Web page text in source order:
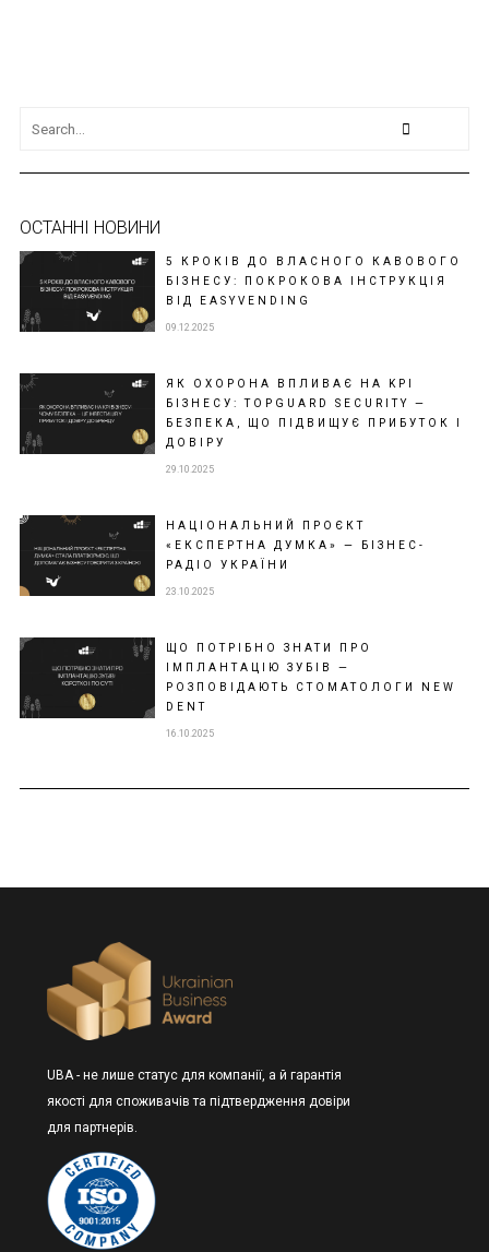
ОСТАННІ НОВИНИ
5 КРОКІВ ДО ВЛАСНОГО КАВОВОГО
БІЗНЕСУ: ПОКРОКОВА ІНСТРУКЦІЯ
ВІД EASYVENDING
09.12.2025
ЯК ОХОРОНА ВПЛИВАЄ НА KPI
БІЗНЕСУ: TOPGUARD SECURITY —
БЕЗПЕКА, ЩО ПІДВИЩУЄ ПРИБУТОК І
ДОВІРУ
29.10.2025
НАЦІОНАЛЬНИЙ ПРОЄКТ
«ЕКСПЕРТНА ДУМКА» — БІЗНЕС-
РАДІО УКРАЇНИ
23.10.2025
ЩО ПОТРІБНО ЗНАТИ ПРО
ІМПЛАНТАЦІЮ ЗУБІВ —
РОЗПОВІДАЮТЬ СТОМАТОЛОГИ NEW
DENT
16.10.2025
UBA - не лише статус для компанії, а й гарантія
якості для споживачів та підтвердження довіри
для партнерів.